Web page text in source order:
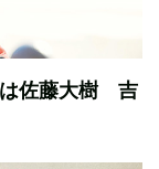
は佐藤大樹 吉